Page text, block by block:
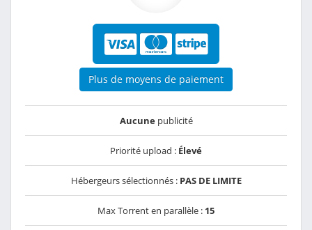
Plus de moyens de paiement
Aucunepublicité
Priorité upload : Élevé
Hébergeurs sélectionnés : PAS DE LIMITE
Max Torrent en parallèle : 15